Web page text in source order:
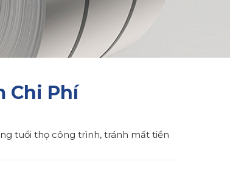
Chi Phí
tuổi thọ công trình, tránh mất tiền